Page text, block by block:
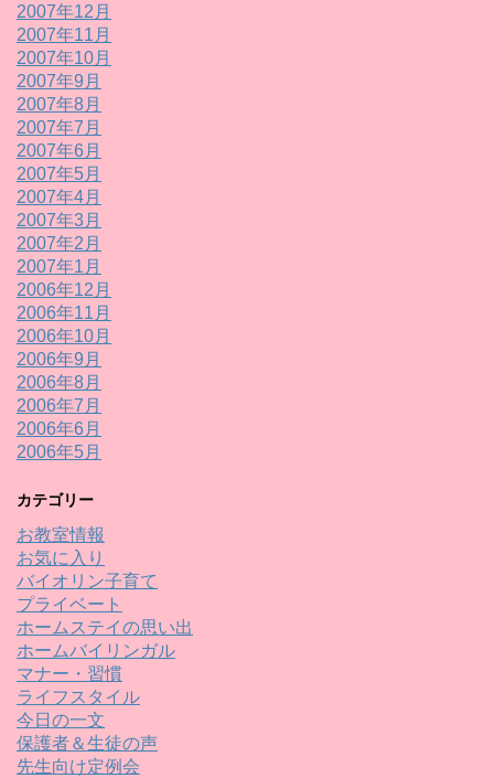
2007年12月
2007年11月
2007年10月
2007年9月
2007年8月
2007年7月
2007年6月
2007年5月
2007年4月
2007年3月
2007年2月
2007年1月
2006年12月
2006年11月
2006年10月
2006年9月
2006年8月
2006年7月
2006年6月
2006年5月
カテゴリー
お教室情報
お気に入り
バイオリン子育て
プライベート
ホームステイの思い出
ホームバイリンガル
マナー・習慣
ライフスタイル
今日の一文
保護者＆生徒の声
先生向け定例会